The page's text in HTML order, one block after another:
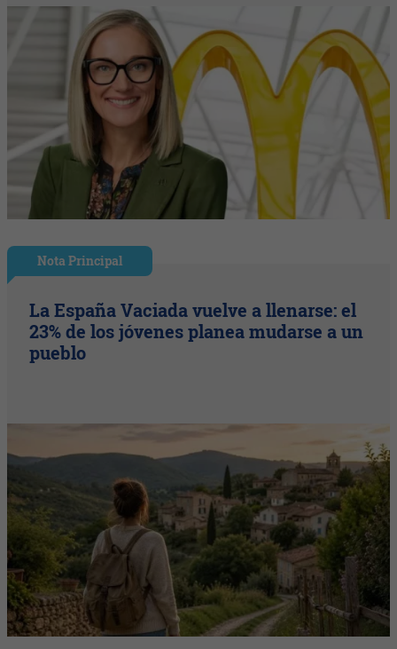
Nota Principal
La España Vaciada vuelve a llenarse: el
23% de los jóvenes planea mudarse a un
pueblo